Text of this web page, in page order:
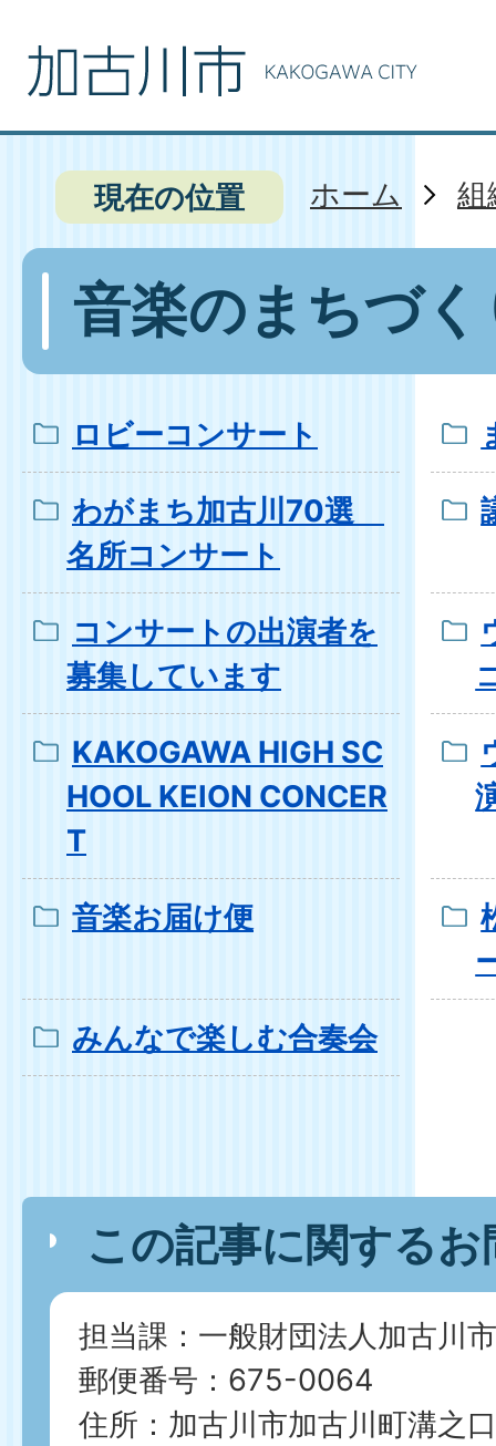
現在の位置 ホーム 組
音楽のまちづ
ロビーコンサート
わがまち加古川70選
名所コンサート
コンサートの出演者を
募集しています
KAKOGAWA HIGH SC
HOOL KEION CONCER
T
音楽お届け便
みんなで楽しむ合奏会
この記事に関する
担当課：一般財団法人加古川
郵便番号：675-0064
住所：加古川市加古川町溝